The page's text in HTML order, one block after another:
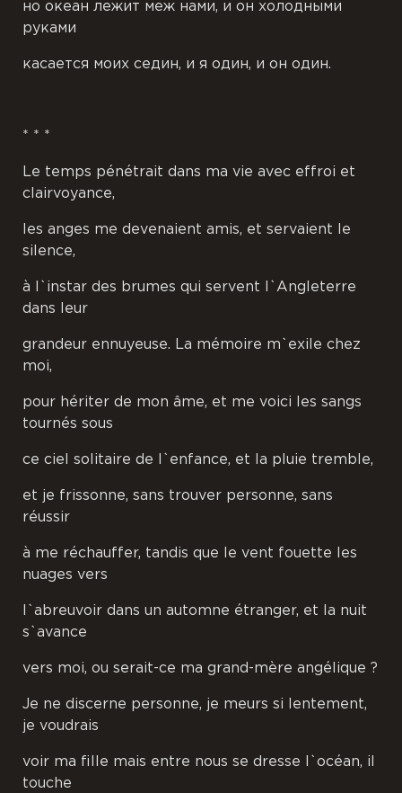
но океан лежит меж нами, и он холодными
руками
касается моих седин, и я один, и он один.
* * *
Le temps pénétrait dans ma vie avec effroi et
clairvoyance,
les anges me devenaient amis, et servaient le
silence,
à l`instar des brumes qui servent l`Angleterre
dans leur
grandeur ennuyeuse. La mémoire m`exile chez
moi,
pour hériter de mon âme, et me voici les sangs
tournés sous
ce ciel solitaire de l`enfance, et la pluie tremble,
et je frissonne, sans trouver personne, sans
réussir
à me réchauffer, tandis que le vent fouette les
nuages vers
l`abreuvoir dans un automne étranger, et la nuit
s`avance
vers moi, ou serait-ce ma grand-mère angélique ?
Je ne discerne personne, je meurs si lentement,
je voudrais
voir ma fille mais entre nous se dresse l`océan, il
touche